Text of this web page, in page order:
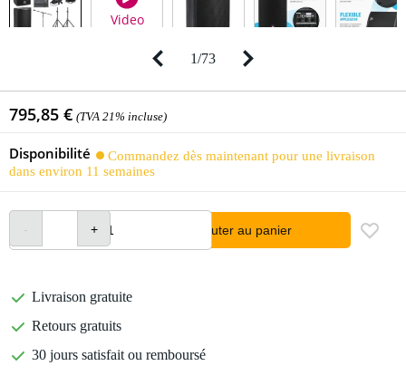
Video
1/73
795,85 € (TVA 21% incluse)
Disponibilité
Commandez dès maintenant pour une livraison
dans environ 11 semaines
Ajouter au panier
Livraison gratuite
Retours gratuits
30 jours satisfait ou remboursé